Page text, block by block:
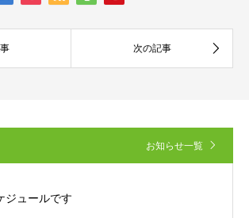
お知らせ一覧
ジュールです